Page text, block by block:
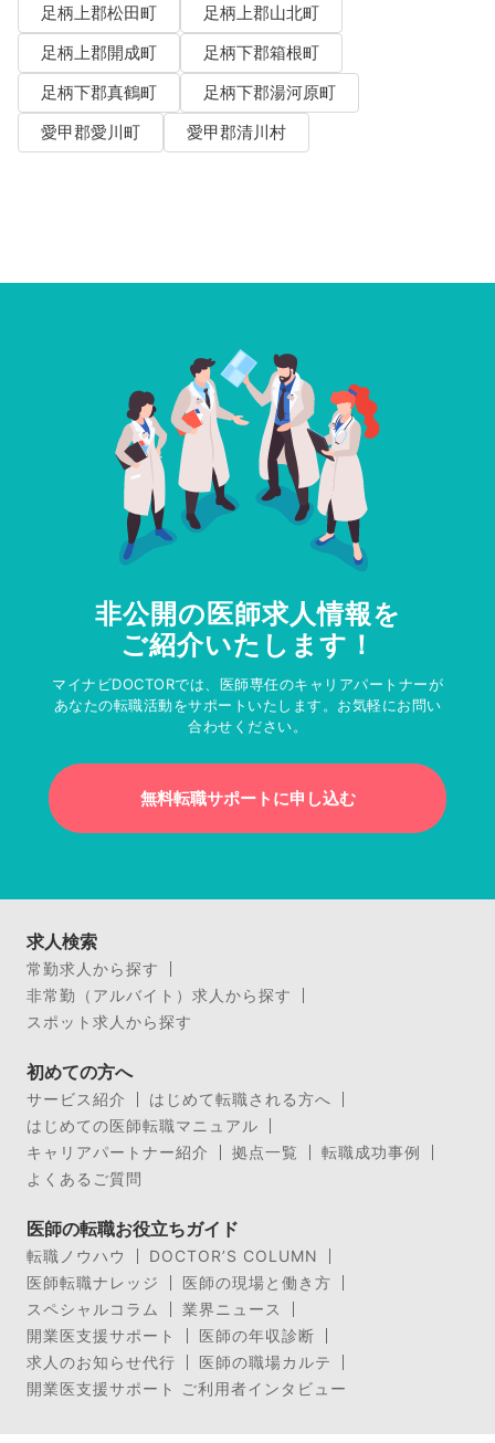
足柄上郡松田町
足柄上郡山北町
足柄上郡開成町
足柄下郡箱根町
足柄下郡真鶴町
足柄下郡湯河原町
愛甲郡愛川町
愛甲郡清川村
非公開の医師求人情報を
ご紹介いたします！
マイナビDOCTORでは、医師専任のキャリアパートナーが
あなたの転職活動をサポートいたします。お気軽にお問い
合わせください。
無料転職サポートに申し込む
求人検索
常勤求人から探す
非常勤（アルバイト）求人から探す
スポット求人から探す
初めての方へ
サービス紹介
はじめて転職される方へ
はじめての医師転職マニュアル
キャリアパートナー紹介
拠点一覧
転職成功事例
よくあるご質問
医師の転職お役立ちガイド
転職ノウハウ
DOCTOR’S COLUMN
医師転職ナレッジ
医師の現場と働き方
スペシャルコラム
業界ニュース
開業医支援サポート
医師の年収診断
求人のお知らせ代行
医師の職場カルテ
開業医支援サポート ご利用者インタビュー